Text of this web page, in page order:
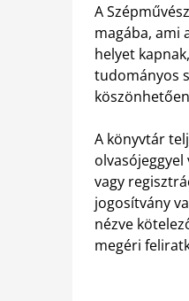
A
magába, ami
helyet
tudományos
A könyvtár
vagy
jogosítvány
nézve
megéri